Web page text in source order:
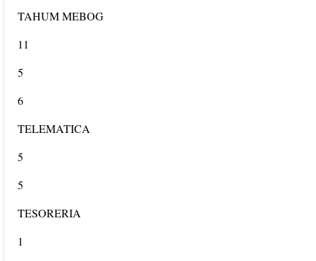
TAHUM MEBOG
11
5
6
TELEMATICA
5
5
TESORERIA
1